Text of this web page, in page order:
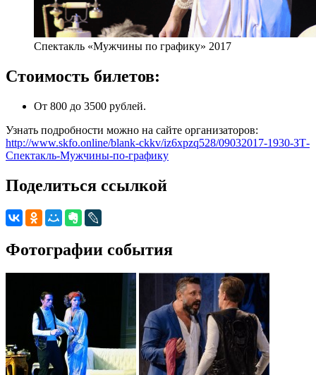
Спектакль «Мужчины по графику» 2017
Стоимость билетов:
От 800 до 3500 рублей.
Узнать подробности можно на сайте организаторов:
http://www.skfo.online/blank-ckkv/iz6xpzq528/09032017-1930-ЗТ-
Спектакль-Мужчины-по-графику
Поделиться ссылкой
Фотографии события